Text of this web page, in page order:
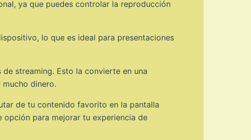
ya que puedes controlar la reproducción
lo que es ideal para presentaciones
streaming. Esto la convierte en una
dinero.
de tu contenido favorito en la pantalla
opción para mejorar tu experiencia de